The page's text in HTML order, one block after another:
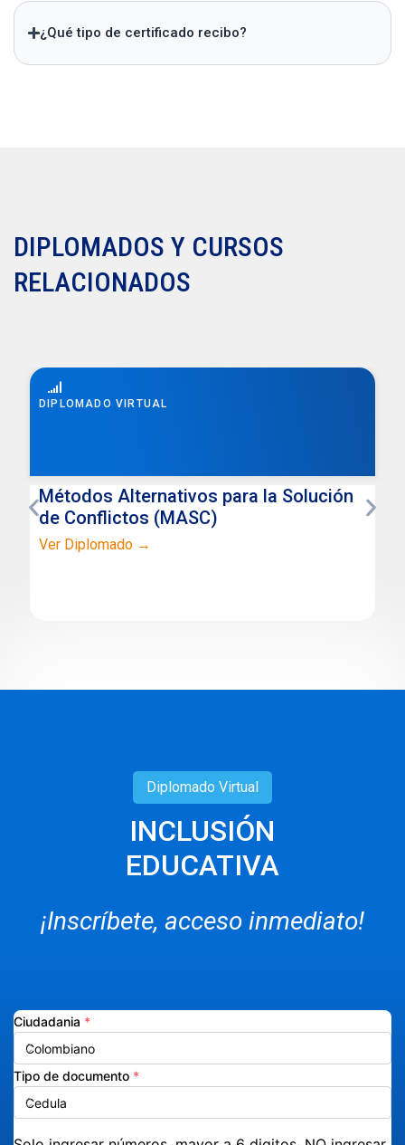
¿Qué tipo de certificado recibo?
DIPLOMADOS Y CURSOS
RELACIONADOS
DIPLOMADO VIRTUAL
Métodos Alternativos para la Solución
de Conflictos (MASC)
Ver Diplomado →
Diplomado Virtual
INCLUSIÓN
EDUCATIVA
¡Inscríbete, acceso inmediato!